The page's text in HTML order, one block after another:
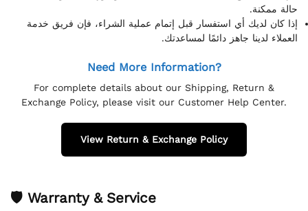
حالة ممكنة.
إذا كان لديك أي استفسار قبل إتمام عملية الشراء، فإن فريق خدمة
العملاء لدينا جاهز دائمًا لمساعدتك.
Need More Information?
For complete details about our Shipping, Return &
Exchange Policy, please visit our Customer Help Center.
View Return & Exchange Policy
🛡 Warranty & Service